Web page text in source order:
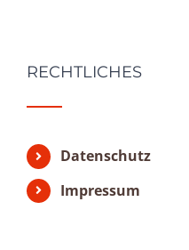
RECHTLICHES
Datenschutz
Impressum